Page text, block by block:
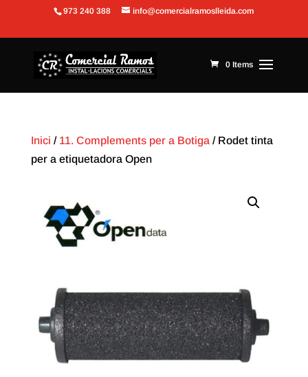
Obre la barra d'eines
973 240 388 info@comercialramoslleida.com
0 Items
Inici / 11. Complements per a Botiga / Rodet tinta
per a etiquetadora Open